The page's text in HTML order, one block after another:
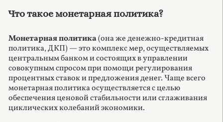
Что такое монетарная политика?
Монетарная политика(она же денежно-кредитная
политика, ДКП) — это комплекс мер, осуществляемых
центральным банком и состоящих в управлении
совокупным спросом при помощи регулирования
процентных ставок и предложения денег. Чаще всего
монетарная политика осуществляется с целью
обеспечения ценовой стабильности или сглаживания
циклических колебаний экономики.